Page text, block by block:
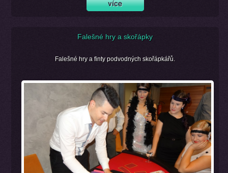
Falešné hry a skořápky
Falešné hry a finty podvodných skořápkářů.